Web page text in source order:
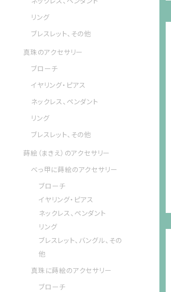
リング
ブレスレット、その他
真珠のアクセサリー
ブローチ
イヤリング・ピアス
ネックレス、ペンダント
リング
ブレスレット、その他
蒔絵（まきえ）のアクセサリー
べっ甲に蒔絵のアクセサリー
ブローチ
イヤリング・ピアス
ネックレス、ペンダント
リング
ブレスレット、バングル、その
他
真珠に蒔絵のアクセサリー
ブローチ